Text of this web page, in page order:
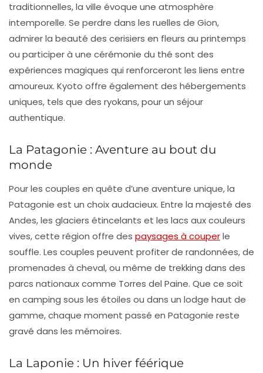
traditionnelles, la ville évoque une atmosphère
intemporelle. Se perdre dans les ruelles de Gion,
admirer la beauté des cerisiers en fleurs au printemps
ou participer à une cérémonie du thé sont des
expériences magiques qui renforceront les liens entre
amoureux. Kyoto offre également des hébergements
uniques, tels que des ryokans, pour un séjour
authentique.
La Patagonie : Aventure au bout du
monde
Pour les couples en quête d’une aventure unique, la
Patagonie est un choix audacieux. Entre la majesté des
Andes, les glaciers étincelants et les lacs aux couleurs
vives, cette région offre des paysages à couperle
souffle. Les couples peuvent profiter de randonnées, de
promenades à cheval, ou même de trekking dans des
parcs nationaux comme Torres del Paine. Que ce soit
en camping sous les étoiles ou dans un lodge haut de
gamme, chaque moment passé en Patagonie reste
gravé dans les mémoires.
La Laponie : Un hiver féérique